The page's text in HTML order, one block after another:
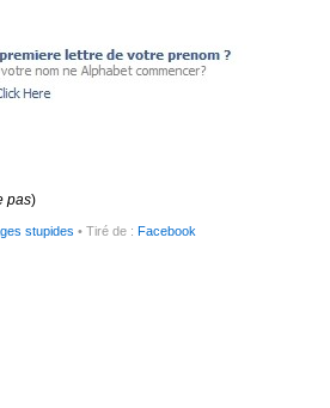
pas)
stupides • Tiré de : Facebook